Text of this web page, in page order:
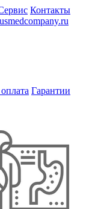
Контакты
Гарантии